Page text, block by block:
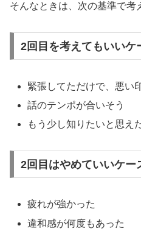
そんなときは、次の基準で考
2回目を考えてもいいケ
緊張してただけで、悪い
話のテンポが合いそう
もう少し知りたいと思え
2回目はやめていいケー
疲れが強かった
違和感が何度もあった